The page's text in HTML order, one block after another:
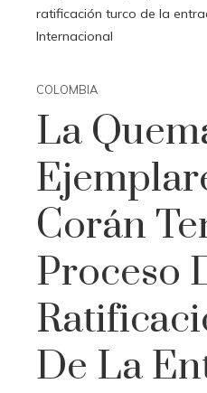
ratificación turco de la
Internacional
COLOMBIA
La
Corán
Proceso
De La